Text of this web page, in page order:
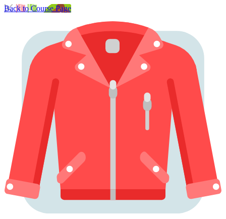
Back to Course Page